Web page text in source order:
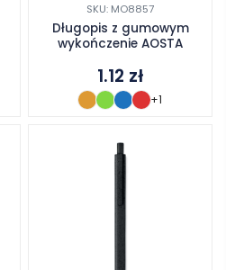
SKU: MO8857
Długopis z gumowym
wykończenie AOSTA
1.12 zł
+1